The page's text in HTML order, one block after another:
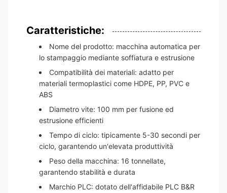
Caratteristiche:
Nome del prodotto: macchina automatica per
lo stampaggio mediante soffiatura e estrusione
Compatibilità dei materiali: adatto per
materiali termoplastici come HDPE, PP, PVC e
ABS
Diametro vite: 100 mm per fusione ed
estrusione efficienti
Tempo di ciclo: tipicamente 5-30 secondi per
ciclo, garantendo un'elevata produttività
Peso della macchina: 16 tonnellate,
garantendo stabilità e durata
Marchio PLC: dotato dell'affidabile PLC B&R